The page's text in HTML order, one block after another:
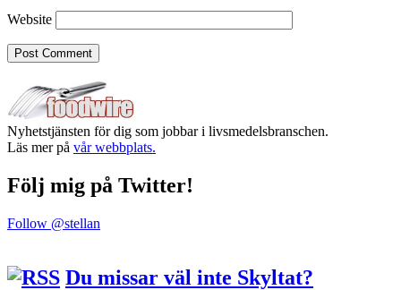
Website
Nyhetstjänsten för dig som jobbar i livsmedelsbranschen.
Läs mer på vår webbplats.
Följ mig på Twitter!
Follow @stellan
Du missar väl inte Skyltat?